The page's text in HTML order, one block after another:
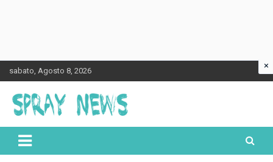
to
content
sabato, Agosto 8, 2026
Spraynews.it
×